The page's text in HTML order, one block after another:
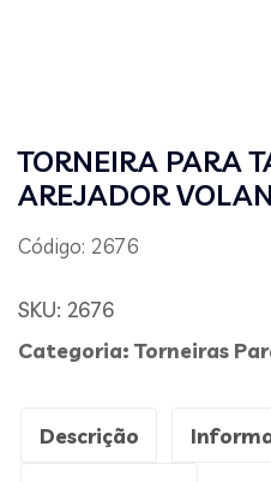
TORNEIRA PARA
AREJADOR
Código: 2676
SKU: 2676
Categoria: Torneiras
Descrição